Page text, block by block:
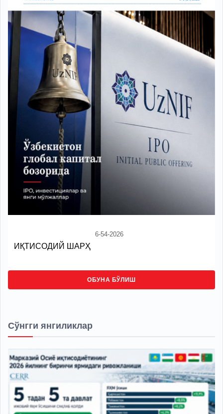
6-54-2026
ИҚТИСОДИЙ ШАРҲ
ОБУНА БЎЛИШ
Сўнгги янгиликлар